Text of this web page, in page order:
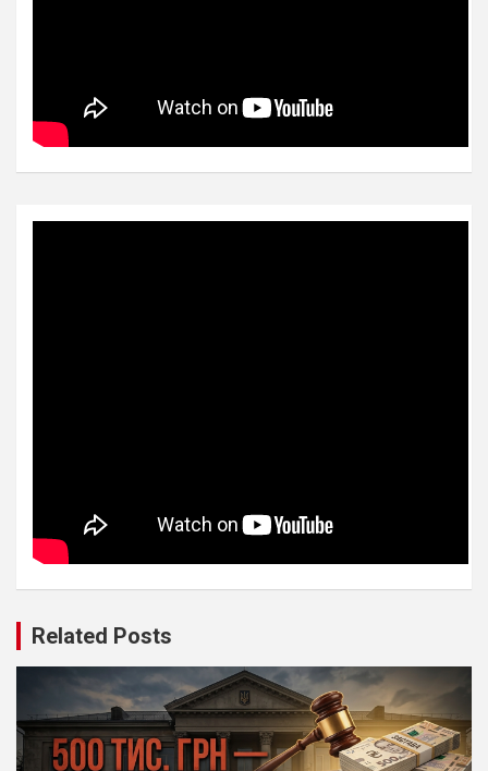
Related Posts